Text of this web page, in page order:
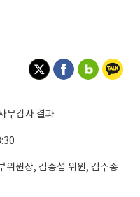
무감사 결과
위원장, 김종섭 위원, 김수종